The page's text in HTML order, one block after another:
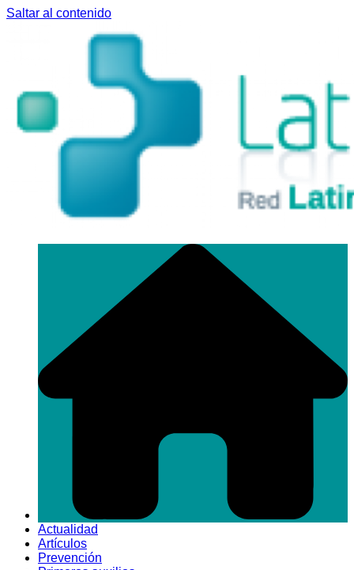
Saltar al contenido
Actualidad
Artículos
Prevención